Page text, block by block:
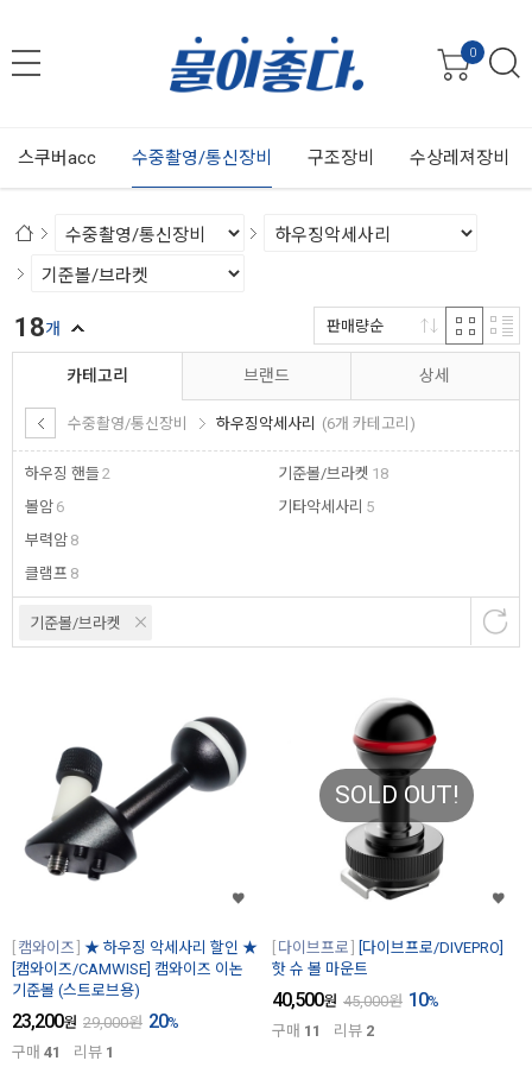
0
스쿠버acc 수중촬영/통신장비 구조장비 수상레져장비
카테고리
수중촬영/통신장비 하우징악세사리 (6개 카테고리)
하우징 핸들 2
볼암 6
부력암 8
클램프 8
기준볼/브라켓 18
기타악세사리 5
브랜드 상세
기준볼/브라켓
18개 판매량순
캠와이즈 ★ 하우징 악세사리 할인 ★
[캠와이즈/CAMWISE] 캠와이즈 이논
기준볼 (스트로브용)
23,200원 29,000원 20%
구매 41 리뷰 1
SOLD OUT!
다이브프로
[다이브프로/DIVEPRO]
핫 슈 볼 마운트
40,500원 45,000원 10%
구매 11 리뷰 2